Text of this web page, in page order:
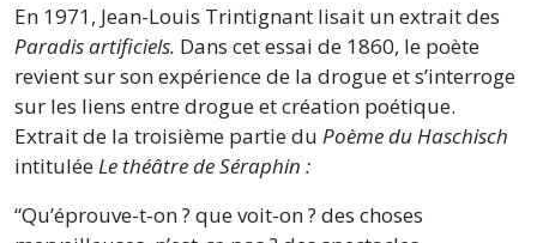
En 1971, Jean-Louis Trintignant lisait un extrait des
Paradis artificiels. Dans cet essai de 1860, le poète
revient sur son expérience de la drogue et s’interroge
sur les liens entre drogue et création poétique.
Extrait de la troisième partie du Poème du Haschisch
intituléeLe théâtre de Séraphin :
“Qu’éprouve-t-on ? que voit-on ? des choses